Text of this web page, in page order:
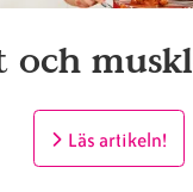
och
Läs artikeln!